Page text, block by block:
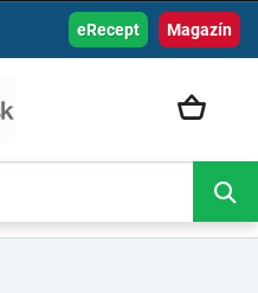
Magazín
eRecept